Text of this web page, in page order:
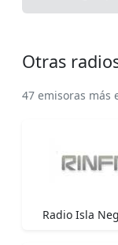
Otras
47 emisoras más
Radio Isla